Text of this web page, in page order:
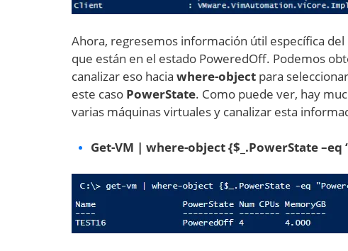
Ahora, regresemos información útil específica del
que están en el estado PoweredOff. Podemos
canalizar eso hacia where-objectpara
este caso PowerState. Como puede ver, hay
varias máquinas virtuales y canalizar esta
Get-VM | where-object {$_.PowerState –eq